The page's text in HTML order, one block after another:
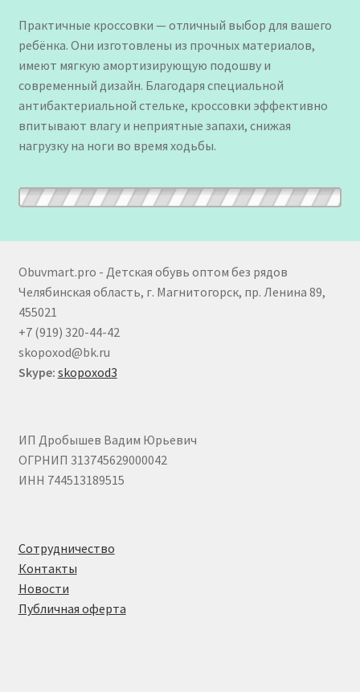
Практичные кроссовки — отличный выбор для вашего
ребёнка. Они изготовлены из прочных материалов,
имеют мягкую амортизирующую подошву и
современный дизайн. Благодаря специальной
антибактериальной стельке, кроссовки эффективно
впитывают влагу и неприятные запахи, снижая
нагрузку на ноги во время ходьбы.
Obuvmart.pro - Детская обувь оптом без рядов
Челябинская область, г. Магнитогорск, пр. Ленина 89,
455021
+7 (919) 320-44-42
skopoxod@bk.ru
Skype: skopoxod3
ИП Дробышев Вадим Юрьевич
ОГРНИП 313745629000042
ИНН 744513189515
Сотрудничество
Контакты
Новости
Публичная оферта